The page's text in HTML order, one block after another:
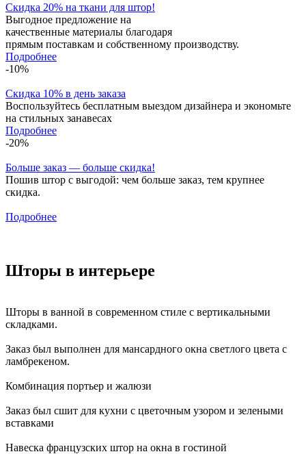
Скидка 20% на ткани для штор!
Выгодное предложение на
качественные материалы благодаря
прямым поставкам и собственному производству.
Подробнее
-10%
Скидка 10% в день заказа
Воспользуйтесь бесплатным выездом дизайнера и экономьте
на стильных занавесах
Подробнее
-20%
Больше заказ — больше скидка!
Пошив штор с выгодой: чем больше заказ, тем крупнее
скидка.
Подробнее
Шторы в интерьере
Шторы в ванной в современном стиле с вертикальными
складками.
Заказ был выполнен для мансардного окна светлого цвета с
ламбрекеном.
Комбинация портьер и жалюзи
Заказ был сшит для кухни с цветочным узором и зелеными
вставками
Навеска французских штор на окна в гостиной